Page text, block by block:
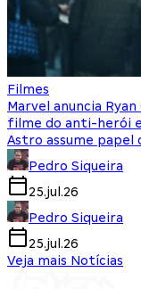
Filmes
Marvel anuncia
filme do anti-herói
Astro assume papel
Pedro Siqueira
25.jul.26
Pedro Siqueira
25.jul.26
Veja mais Notícias